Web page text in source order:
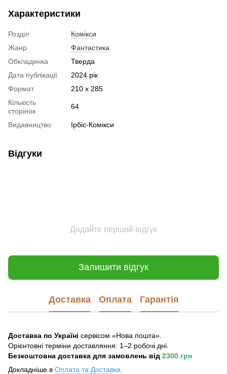
Характеристики
Розділ
Комікси
Жанр
Фантастика
Обкладинка
Тверда
Дата публікації
2024 рік
Формат
210 x 285
Кількість
сторінок
64
Видавництво Ірбіс-Комікси
Відгуки
Додайте перший відгук
Залишити відгук
Доставка Оплата Гарантія
Доставка по Україні сервісом «Нова пошта».
Орієнтовні терміни доставляння: 1–2 робочі дні.
Безкоштовна доставка для замовлень від 2300 грн
Докладніше в Оплата та Доставка